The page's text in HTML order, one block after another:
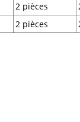
2 pièces
2 pièces